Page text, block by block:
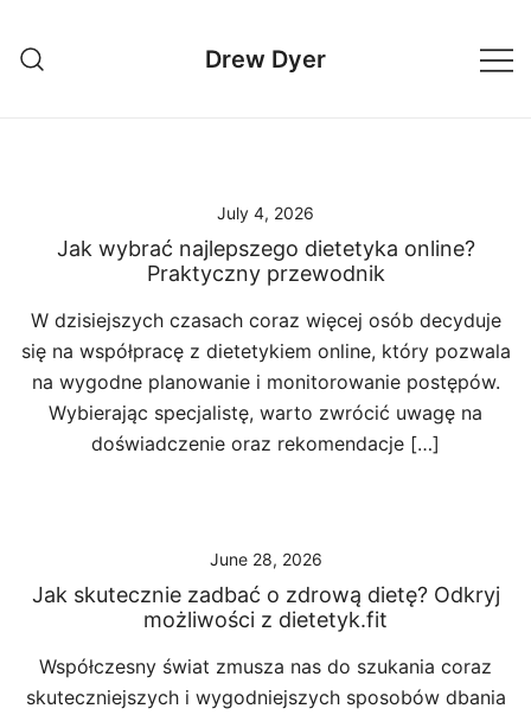
content
Drew Dyer
July 4, 2026
Jak wybrać najlepszego dietetyka online?
Praktyczny przewodnik
W dzisiejszych czasach coraz więcej osób decyduje
się na współpracę z dietetykiem online, który pozwala
na wygodne planowanie i monitorowanie postępów.
Wybierając specjalistę, warto zwrócić uwagę na
doświadczenie oraz rekomendacje […]
June 28, 2026
Jak skutecznie zadbać o zdrową dietę? Odkryj
możliwości z dietetyk.fit
Współczesny świat zmusza nas do szukania coraz
skuteczniejszych i wygodniejszych sposobów dbania